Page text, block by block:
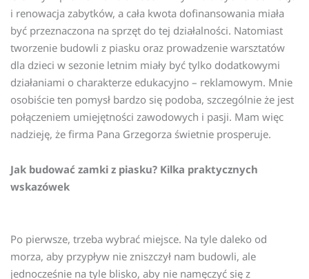
i renowacja zabytków, a cała kwota dofinansowania miała
być przeznaczona na sprzęt do tej działalności. Natomiast
tworzenie budowli z piasku oraz prowadzenie warsztatów
dla dzieci w sezonie letnim miały być tylko dodatkowymi
działaniami o charakterze edukacyjno – reklamowym. Mnie
osobiście ten pomysł bardzo się podoba, szczególnie że jest
połączeniem umiejętności zawodowych i pasji. Mam więc
nadzieję, że firma Pana Grzegorza świetnie prosperuje.
Jak budować zamki z piasku? Kilka praktycznych
wskazówek
Po pierwsze, trzeba wybrać miejsce. Na tyle daleko od
morza, aby przypływ nie zniszczył nam budowli, ale
jednocześnie na tyle blisko, aby nie namęczyć się z